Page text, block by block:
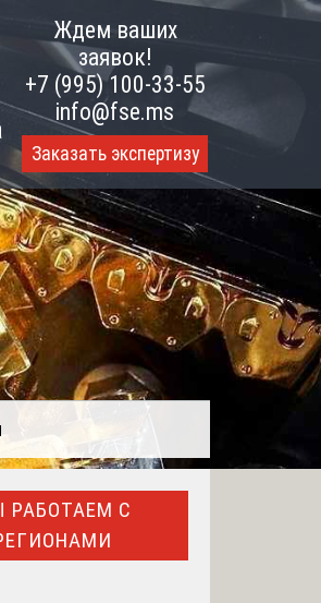
Ждем ваших
заявок!
+7 (995) 100-33-55
info@fse.ms
Заказать экспертизу
РАБОТАЕМ С